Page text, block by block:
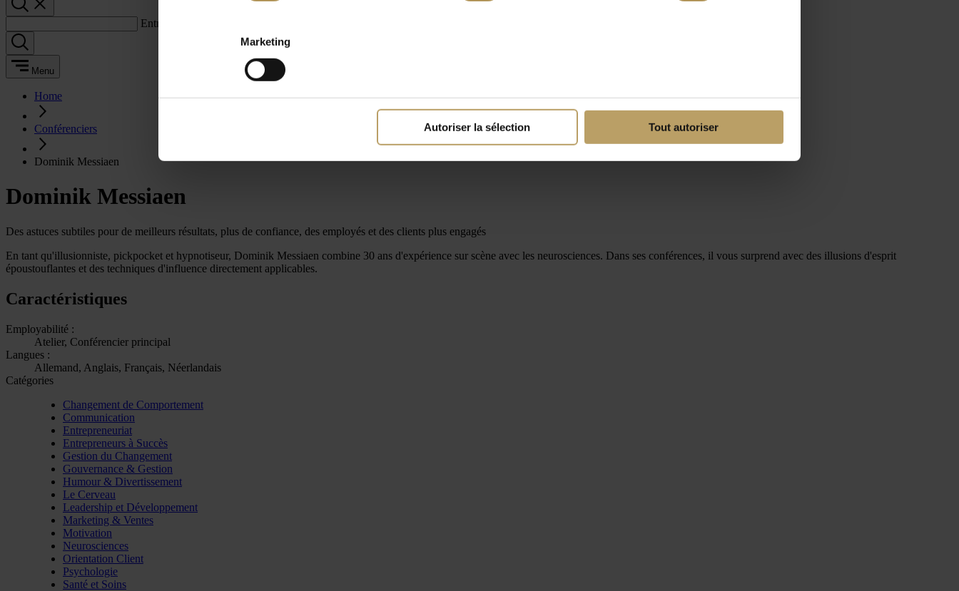
Marketing
Autoriser la sélection Tout autoriser
Entrez un terme de recherche :
Menu
Home
Conférenciers
Dominik Messiaen
Dominik Messiaen
Des astuces subtiles pour de meilleurs résultats, plus de confiance, des employés et des clients plus engagés
En tant qu'illusionniste, pickpocket et hypnotiseur, Dominik Messiaen combine 30 ans d'expérience sur scène avec les neurosciences. Dans ses conférences, il vous surprend avec des illusions d'esprit
époustouflantes et des techniques d'influence directement applicables.
Caractéristiques
Employabilité :
Atelier, Conférencier principal
Langues :
Allemand, Anglais, Français, Néerlandais
Catégories
Changement de Comportement
Communication
Entrepreneuriat
Entrepreneurs à Succès
Gestion du Changement
Gouvernance & Gestion
Humour & Divertissement
Le Cerveau
Leadership et Développement
Marketing & Ventes
Motivation
Neurosciences
Orientation Client
Psychologie
Santé et Soins